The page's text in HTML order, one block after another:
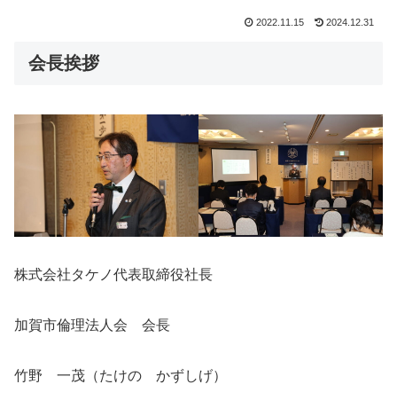
2022.11.15 2024.12.31
会長挨拶
株式会社タケノ代表取締役社長
加賀市倫理法人会 会長
竹野 一茂（たけの かずしげ）